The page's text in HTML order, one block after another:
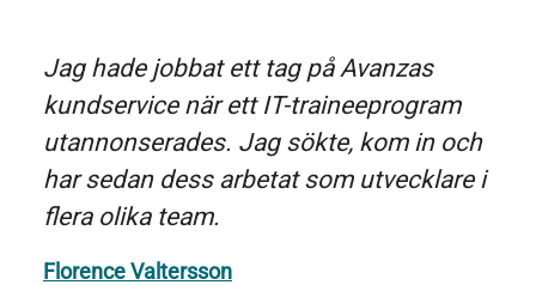
Jag hade jobbat ett tag på Avanzas
kundservice när ett IT-traineeprogram
utannonserades. Jag sökte, kom in och
har sedan dess arbetat som utvecklare i
flera olika team.
Florence Valtersson